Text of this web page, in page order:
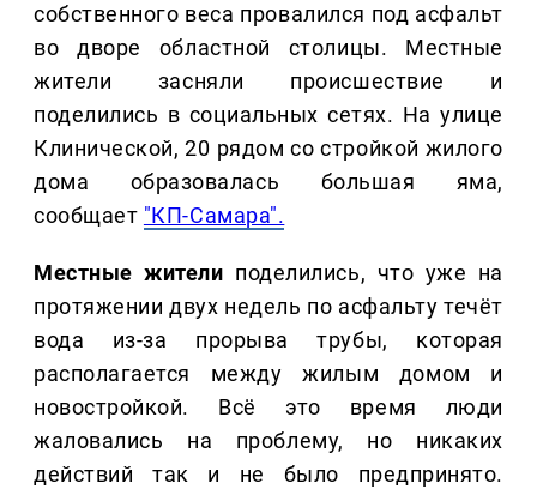
собственного веса провалился под асфальт
во дворе областной столицы. Местные
жители засняли происшествие и
поделились в социальных сетях. На улице
Клинической, 20 рядом со стройкой жилого
дома образовалась большая яма,
сообщает "КП-Самара".
Местные жители поделились, что уже на
протяжении двух недель по асфальту течёт
вода из-за прорыва трубы, которая
располагается между жилым домом и
новостройкой. Всё это время люди
жаловались на проблему, но никаких
действий так и не было предпринято.